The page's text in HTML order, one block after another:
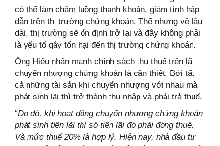
có thể làm chậm luồng thanh khoản, giảm tính hấp
dẫn trên thị trường chứng khoán. Thế nhưng về lâu
dài, thị trường sẽ ổn định trở lại và đây không phải
là yếu tố gây tổn hại đến thị trường chứng khoán.
Ông Hiếu nhấn mạnh chính sách thu thuế trên lãi
chuyển nhượng chứng khoán là cần thiết. Bởi tất
cả những tài sản khi chuyển nhượng với nhau mà
phát sinh lãi thì trở thành thu nhập và phải trả thuế.
“Do đó, khi hoạt động chuyển nhượng chứng khoán
phát sinh tiền lãi thì số tiền lãi đó phải đóng thuế.
Và mức thuế 20% là hợp lý. Hiện nay, nhà đầu tư